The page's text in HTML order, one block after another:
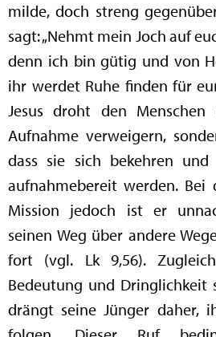
milde, doch streng
sagt: „Nehmt mein Joch auf
denn ich bin gütig und von
ihr werdet Ruhe finden für
Jesus droht den
Aufnahme verweigern,
dass sie sich bekehren
aufnahmebereit werden. Bei
Mission jedoch ist er
seinen Weg über andere
fort (vgl. Lk 9,56).
Bedeutung und Dringlichkeit
drängt seine Jünger daher,